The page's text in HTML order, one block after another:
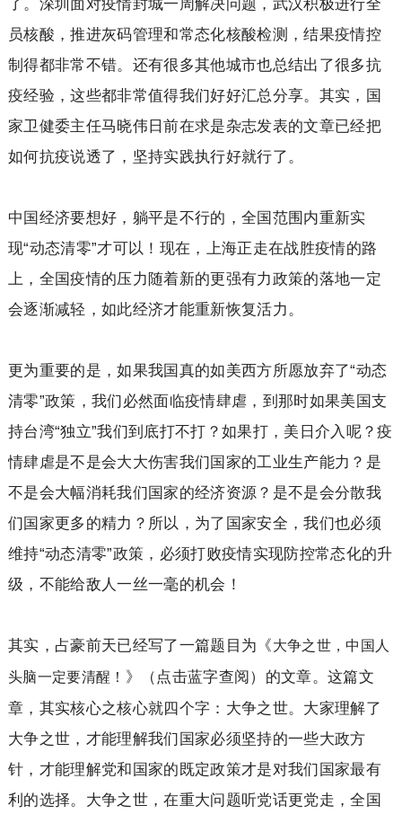
员核酸，推进灰码管理和常态化核酸检测，结果疫情控
制得都非常不错。还有很多其他城市也总结出了很多抗
疫经验，这些都非常值得我们好好汇总分享。其实，国
家卫健委主任马晓伟日前在求是杂志发表的文章已经把
如何抗疫说透了，坚持实践执行好就行了。
中国经济要想好，躺平是不行的，全国范围内重新实
现“动态清零”才可以！现在，上海正走在战胜疫情的路
上，全国疫情的压力随着新的更强有力政策的落地一定
会逐渐减轻，如此经济才能重新恢复活力。
更为重要的是，如果我国真的如美西方所愿放弃了“动态
清零”政策，我们必然面临疫情肆虐，到那时如果美国支
持台湾“独立”我们到底打不打？如果打，美日介入呢？疫
情肆虐是不是会大大伤害我们国家的工业生产能力？是
不是会大幅消耗我们国家的经济资源？是不是会分散我
们国家更多的精力？所以，为了国家安全，我们也必须
维持“动态清零”政策，必须打败疫情实现防控常态化的升
级，不能给敌人一丝一毫的机会！
其实，占豪前天已经写了一篇题目为《大争之世，中国人
头脑一定要清醒！ 》（点击蓝字查阅）的文章。这篇文
章，其实核心之核心就四个字：大争之世。大家理解了
大争之世，才能理解我们国家必须坚持的一些大政方
针，才能理解党和国家的既定政策才是对我们国家最有
利的选择。大争之世，在重大问题听党话更党走，全国